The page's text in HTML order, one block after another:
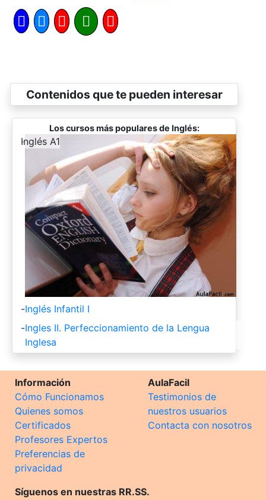
Contenidos que te pueden interesar
Los cursos más populares de Inglés:
-
Inglés A1
-Inglés Infantil I
-Ingles II. Perfeccionamiento de la Lengua
Inglesa
Información
Cómo Funcionamos
Quienes somos
Certificados
Profesores Expertos
Preferencias de
privacidad
AulaFacil
Testimonios de
nuestros usuarios
Contacta con nosotros
Síguenos en nuestras RR.SS.